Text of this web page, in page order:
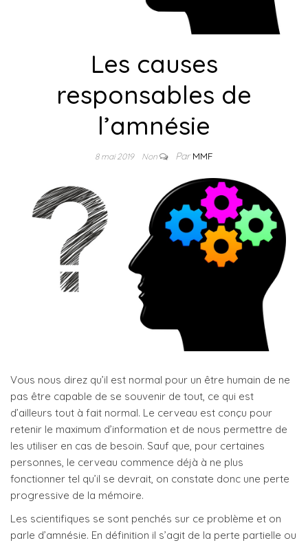
Les causes
responsables de
l’amnésie
8 mai 2019 Non ParMMF
Vous nous direz qu’il est normal pour un être humain de ne
pas être capable de se souvenir de tout, ce qui est
d’ailleurs tout à fait normal. Le cerveau est conçu pour
retenir le maximum d’information et de nous permettre de
les utiliser en cas de besoin. Sauf que, pour certaines
personnes, le cerveau commence déjà à ne plus
fonctionner tel qu’il se devrait, on constate donc une perte
progressive de la mémoire.
Les scientifiques se sont penchés sur ce problème et on
parle d’amnésie. En définition il s’agit de la perte partielle ou